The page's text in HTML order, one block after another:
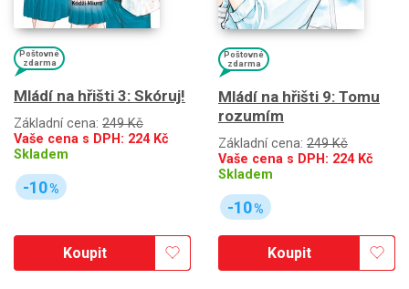
Poštovné
zdarma
Mládí na hřišti 3: Skóruj!
Základní cena: 249 Kč
Vaše cena s DPH: 224Kč
Skladem
-10%
Koupit
Poštovné
zdarma
Mládí na hřišti 9: Tomu
rozumím
Základní cena: 249 Kč
Vaše cena s DPH: 224Kč
Skladem
-10%
Koupit